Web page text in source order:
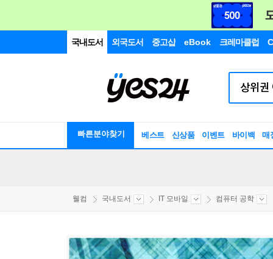
국내도서 외국도서 중고샵 eBook 크레마클럽
빠른분야찾기 베스트 신상품 이벤트 바이백 매
웰컴 국내도서 IT 모바일 컴퓨터 공학